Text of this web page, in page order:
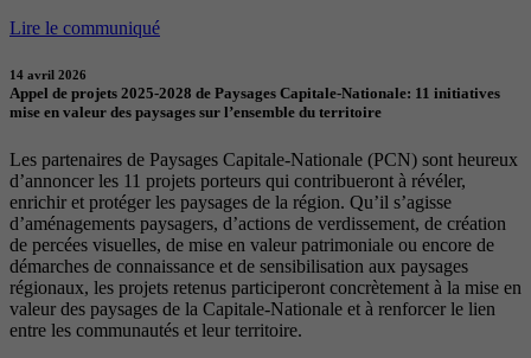
Lire le communiqué
14 avril 2026
Appel de projets 2025-2028 de Paysages Capitale-Nationale: 11 initiatives
mise en valeur des paysages sur l’ensemble du territoire
Les partenaires de Paysages Capitale-Nationale (PCN) sont heureux
d’annoncer les 11 projets porteurs qui contribueront à révéler,
enrichir et protéger les paysages de la région. Qu’il s’agisse
d’aménagements paysagers, d’actions de verdissement, de création
de percées visuelles, de mise en valeur patrimoniale ou encore de
démarches de connaissance et de sensibilisation aux paysages
régionaux, les projets retenus participeront concrètement à la mise en
valeur des paysages de la Capitale-Nationale et à renforcer le lien
entre les communautés et leur territoire.